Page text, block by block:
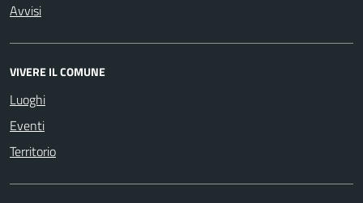
Avvisi
VIVERE IL COMUNE
Luoghi
Eventi
Territorio